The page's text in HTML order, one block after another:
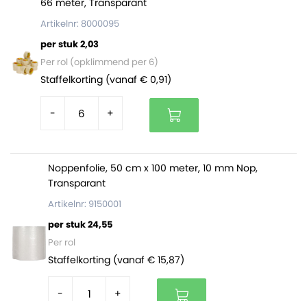
nodig
Ontvanger kan de doos gemakkelijk openen met
scheurstrip
Volledig recyclebaar en FSC gecertificeerd
De dozen zijnper 10 stuks gebundeld
pallet zitten 2880 dozen (288 bundels).
Artikelnr: 8000095
per stuk 2,03
Per rol (opklimmend per 6)
Staffelkorting (vanaf € 0,91)
- +
Noppenfolie, 50 cm x 100 meter, 10 mm Nop,
Transparant
Artikelnr: 9150001
per stuk 24,55
Per rol
Staffelkorting (vanaf € 15,87)
- +